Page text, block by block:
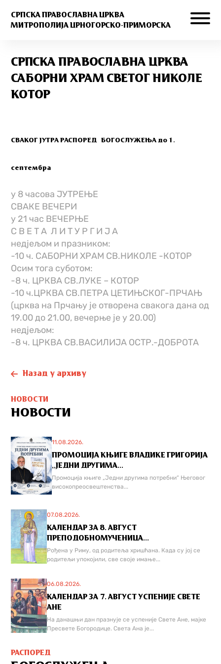
СРПСКА ПРАВОСЛАВНА ЦРКВА
МИТРОПОЛИЈА ЦРНОГОРСКО-ПРИМОРСКА
СРПСКА ПРАВОСЛАВНА ЦРКВА
САБОРНИ ХРАМ СВЕТОГ НИКОЛЕ
КОТОР
СВАКОГ ЈУТРАРАСПОРЕД БОГОСЛУЖЕЊА до 1.
септембра
у 8 часова ЈУТРЕЊЕ
СВАКЕ ВЕЧЕРИ
у 21 час ВЕЧЕРЊЕ
С В Е Т А Л И Т У Р Г И Ј А
недјељом и празником:
-10 ч. САБОРНИ ХРАМ СВ.НИКОЛЕ -КОТОР
Oсим тога суботом:
-8 ч. ЦРКВА СВ.ЛУКЕ – КОТОР
-10 ч.ЦРКВА СВ.ПЕТРА ЦЕТИЊСКОГ-ПРЧАЊ
(црква на Прчању је отворена свакога дана од
19.00 до 21.00, вечерње је у 20.00)
недјељом:
-8 ч. ЦРКВА СВ.ВАСИЛИЈА ОСТР.-ДОБРОТА
Назад у архиву
НОВОСТИ
НОВОСТИ
11.08.2026.
ПРОМОЦИЈА КЊИГЕ ВЛАДИКЕ ГРИГОРИЈА
,,ЈЕДНИ ДРУГИМА...
Промоција књиге „Једни другима потребни“ Његовог
високопреосвештенства...
07.08.2026.
КАЛЕНДАР ЗА 8. АВГУСТ
ПРЕПОДОБНОМУЧЕНИЦА...
Рођена у Риму, од родитеља хришћана. Када су јој се
родитељи упокојили, све своје имање...
06.08.2026.
КАЛЕНДАР ЗА 7. АВГУСТ УСПЕНИЈЕ СВЕТЕ
АНЕ
На данашњи дан празнује се успеније Свете Ане, мајке
Пресвете Богородице. Света Ана је...
РАСПОРЕД